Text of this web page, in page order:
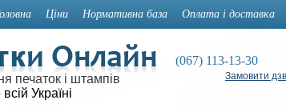
Ціни Нормативна база Оплата і доставка
печаток і штампів
Україні
(067) 113-13-30
Замовити